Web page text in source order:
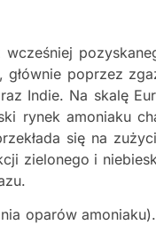
poprzez
Indie. Na skalę
rynek amoniaku
się na
zielonego i
oparów